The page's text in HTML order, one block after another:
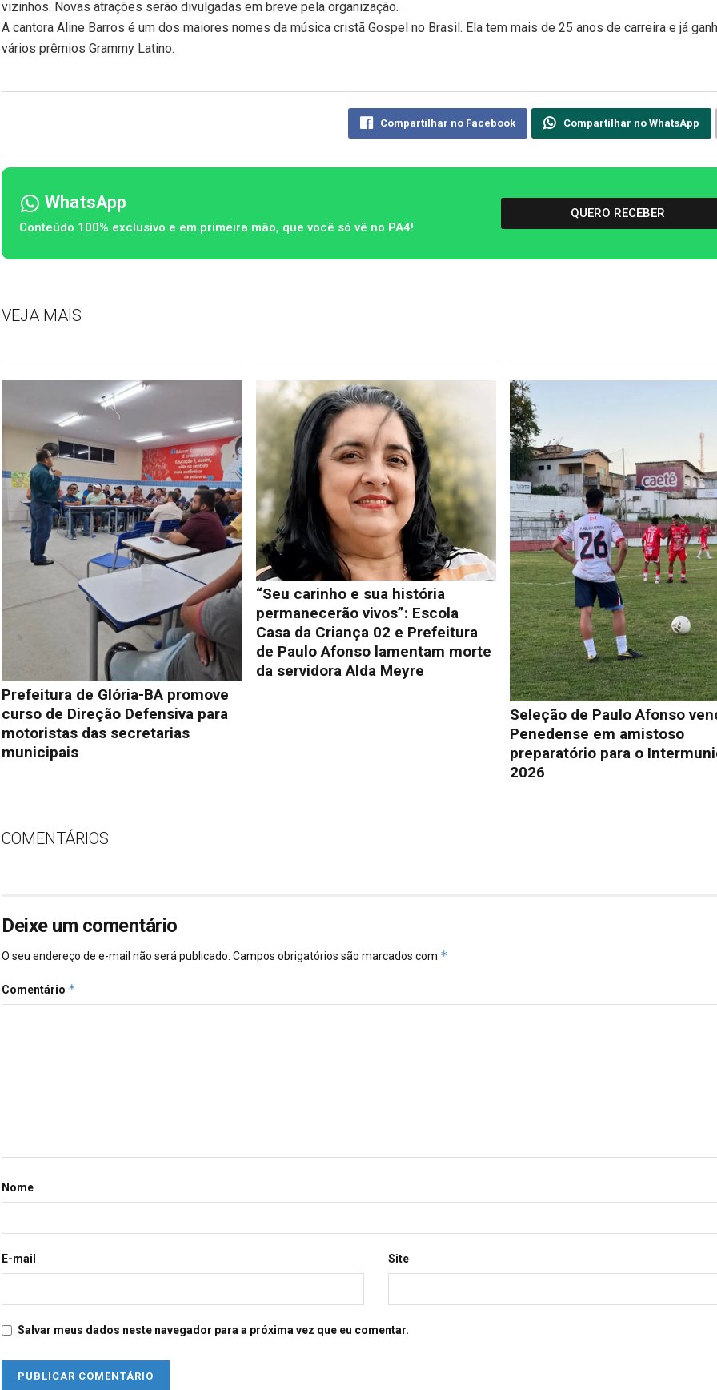
vizinhos. Novas atrações serão divulgadas em breve pela organização.
A cantora Aline Barros é um dos maiores nomes da música cristã Gospel no Brasil. Ela tem mais de 25 anos de carreira e já
vários prêmios Grammy Latino.
Compartilhar no Facebook Compartilhar no WhatsApp
WhatsApp
Conteúdo 100% exclusivo e em primeira mão, que você só vê no PA4!
QUERO RECEBER
VEJA MAIS
Prefeitura de Glória-BA promove
curso de Direção Defensiva para
motoristas das secretarias
municipais
“Seu carinho e sua história
permanecerão vivos”: Escola
Casa da Criança 02 e Prefeitura
de Paulo Afonso lamentam morte
da servidora Alda Meyre
Seleção de Paulo Afonso
Penedense em amistoso
preparatório para o
2026
COMENTÁRIOS
Deixe um comentário
O seu endereço de e-mail não será publicado. Campos obrigatórios são marcados com *
Comentário *
Nome
E-mail Site
Salvar meus dados neste navegador para a próxima vez que eu comentar.